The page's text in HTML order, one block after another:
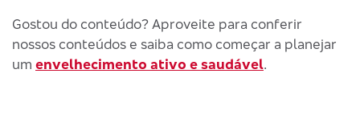
Gostou do conteúdo? Aproveite para conferir
nossos conteúdos e saiba como começar a planejar
um envelhecimento ativo e saudável.